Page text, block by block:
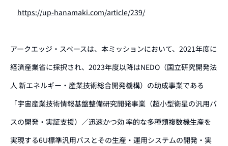
https://up-hanamaki.com/article/239/
アークエッジ・スペースは、本ミッションにおいて、 2021年度に
経済産業省に採択され、2023年度以降はNEDO（国立研究開発法
人 新エネルギー・産業技術総合開発機構）の助成事業である
「宇宙産業技術情報基盤整備研究開発事業（超小型衛星の汎用バ
スの開発・実証支援）／迅速かつ効 率的な多種類複数機生産を
実現する6U標準汎用バスとその生産・運用システムの開発・実